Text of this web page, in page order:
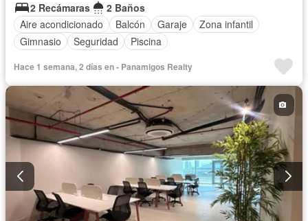
2 Recámaras
2 Baños
Aire acondicionado
Balcón Garaje
Zona infantil
Gimnasio
Seguridad Piscina
Hace 1 semana, 2 días en - Panamigos Realty